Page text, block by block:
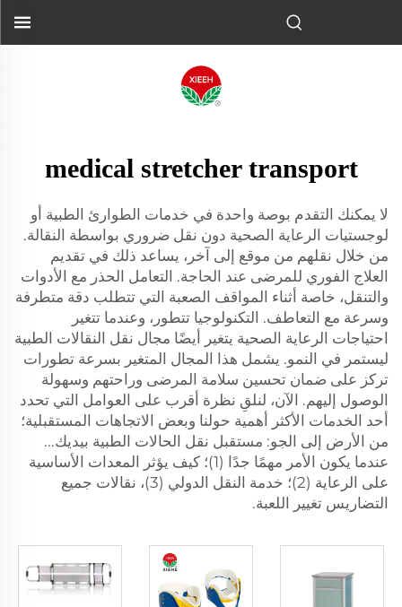
medical stretcher transport
لا يمكنك التقدم بوصة واحدة في خدمات الطوارئ الطبية أو
لوجستيات الرعاية الصحية دون نقل ضروري بواسطة النقالة.
من خلال نقلهم من موقع إلى آخر، يساعد ذلك في تقديم
العلاج الفوري للمرضى عند الحاجة. التعامل الحذر مع الأدوات
والتنقل، خاصة أثناء المواقف الصعبة التي تتطلب دقة متطرفة
وسرعة مع التعاطف. التكنولوجيا تتطور، وعندما تتغير
احتياجات الرعاية الصحية يتغير أيضًا مجال نقل النقالات الطبية
ليستمر في النمو. يشمل هذا المجال المتغير بسرعة تطورات
تركز على ضمان تحسين سلامة المرضى وراحتهم وسهولة
الوصول إليهم. الآن، لنلقِ نظرة أقرب على العوامل التي تحدد
أحد الخدمات الأكثر أهمية حولنا وبعض الاتجاهات المستقبلية؛
من الأرض إلى الجو: مستقبل نقل الحالات الطبية بيديك...
عندما يكون الأمر مهمًا جدًا (1)؛ كيف يؤثر المعدات الأساسية
على الرعاية (2)؛ خدمة النقل الدولي (3)، نقالات جميع
التضاريس تغيير اللعبة.